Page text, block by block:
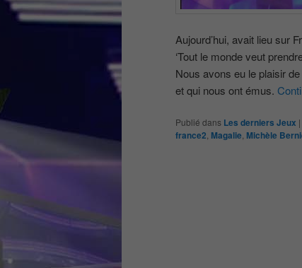
Aujourd’hui, avait lieu sur
‘Tout le monde veut
Nous avons eu le plaisir
et qui nous ont émus.
Publié dans Les derniers Jeux |
france2 Magalie Michèle